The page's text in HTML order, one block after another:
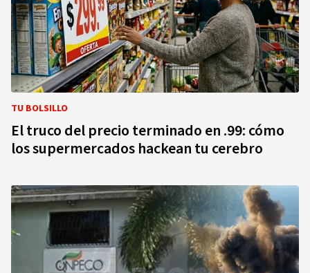
TU BOLSILLO
El truco del precio terminado en .99: cómo
los supermercados hackean tu cerebro